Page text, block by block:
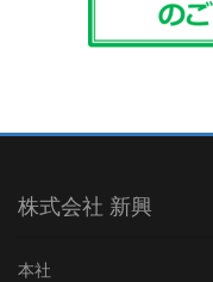
株式会社 新興
本社